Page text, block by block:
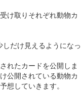
け取りそれぞれ動物カ
だけ見えるようになっ
れたカードを公開しま
公開されている動物カ
想していきます。